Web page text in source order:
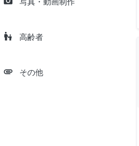
写真・動画制作
escalator_warning 高齢者
attachment その他